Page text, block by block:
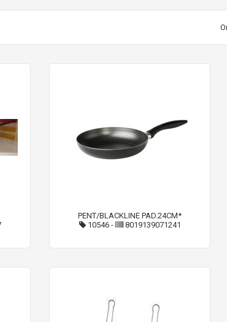
PENT/BLACKLINE PAD.24CM*
10546- 8019139071241